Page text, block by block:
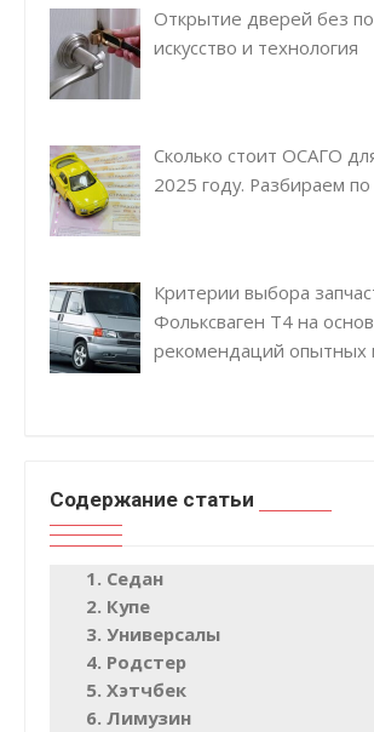
Открытие дверей без
искусство и технология
Сколько стоит ОСАГО
2025 году. Разбираем
Критерии выбора
Фольксваген Т4 на
рекомендаций опытных
Содержание статьи
Седан
Купе
Универсалы
Родстер
Хэтчбек
Лимузин